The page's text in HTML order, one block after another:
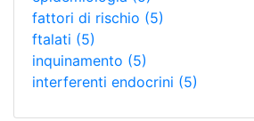
fattori di rischio (5)
ftalati (5)
inquinamento (5)
interferenti endocrini (5)